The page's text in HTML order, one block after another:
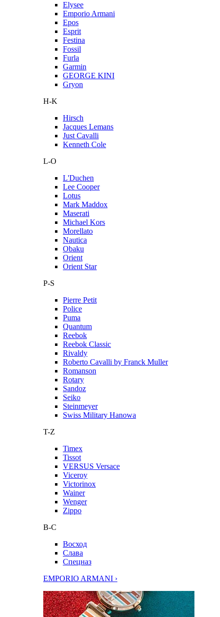
Elysee
Emporio Armani
Epos
Esprit
Festina
Fossil
Furla
Garmin
GEORGE KINI
Gryon
H-K
Hirsch
Jacques Lemans
Just Cavalli
Kenneth Cole
L-O
L'Duchen
Lee Cooper
Lotus
Mark Maddox
Maserati
Michael Kors
Morellato
Nautica
Obaku
Orient
Orient Star
P-S
Pierre Petit
Police
Puma
Quantum
Reebok
Reebok Classic
Rivaldy
Roberto Cavalli by Franck Muller
Romanson
Rotary
Sandoz
Seiko
Steinmeyer
Swiss Military Hanowa
T-Z
Timex
Tissot
VERSUS Versace
Viceroy
Victorinox
Wainer
Wenger
Zippo
В-С
Восход
Слава
Спецназ
EMPORIO ARMANI ›